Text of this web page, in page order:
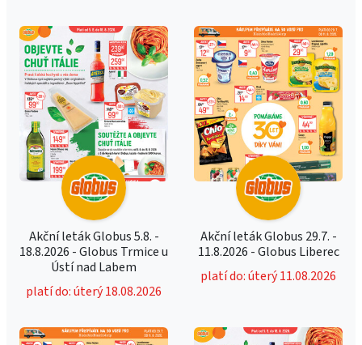
Akční leták Globus 5.8. -
18.8.2026 - Globus Trmice u
Ústí nad Labem
platí do: úterý 18.08.2026
Akční leták Globus 29.7. -
11.8.2026 - Globus Liberec
platí do: úterý 11.08.2026